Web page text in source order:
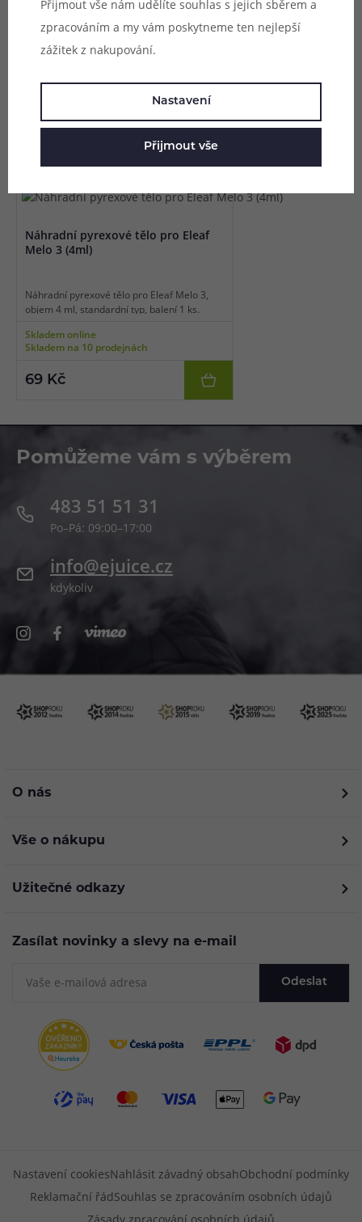
Parametry
Hodnocení (0)
Zeptejte se (0)
Náhradní pyrexové tělo pro Eleaf
Melo 3 (4ml)
Náhradní pyrexové tělo pro Eleaf Melo 3,
objem 4 ml, standardní typ, balení 1 ks.
Skladem online
Skladem na 10 prodejnách
69 Kč
Pomůžeme vám s výběrem
483 51 51 31
Po–Pá: 09:00–17:00
info@ejuice.cz
kdykoliv
O nás
Vše o nákupu
Užitečné odkazy
Zasílat novinky a slevy na e-mail
Odeslat
Nastavení cookiesNahlásit závadný obsahObchodní podmínky
Reklamační řádSouhlas se zpracováním osobních údajů
Přijmout vše nám udělíte souhlas s jejich sběrem a
zpracováním a my vám poskytneme ten nejlepší
zážitek z nakupování.
Nastavení
Přijmout vše